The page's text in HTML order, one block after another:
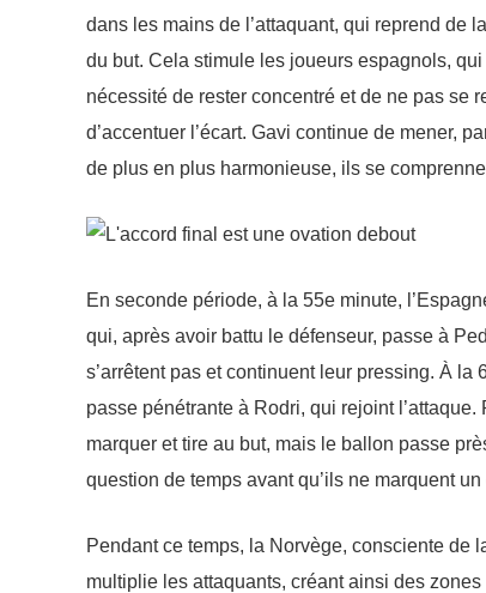
dans les mains de l’attaquant, qui reprend de
du but. Cela stimule les joueurs espagnols,
nécessité de rester concentré et de ne pas se
d’accentuer l’écart. Gavi continue de mener,
de plus en plus harmonieuse, ils se
En seconde période, à la 55e minute,
qui, après avoir battu le défenseur, passe à
s’arrêtent pas et continuent leur pressing. À
passe pénétrante à Rodri, qui rejoint
marquer et tire au but, mais le ballon passe
question de temps avant qu’ils ne marquent
Pendant ce temps, la Norvège, consciente de
multiplie les attaquants, créant ainsi des